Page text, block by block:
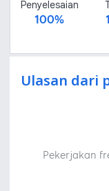
Penyelesaian
100%
Ulasan dari
Pekerjakan